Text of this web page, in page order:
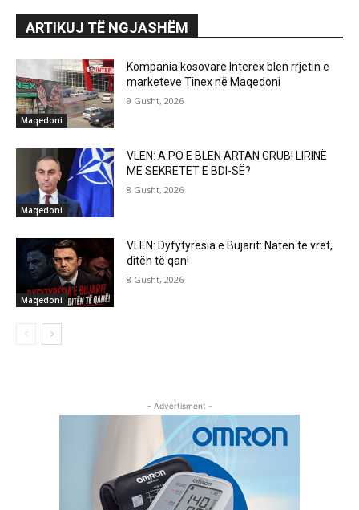
ARTIKUJ TË NGJASHËM
Maqedoni
Kompania kosovare Interex blen rrjetin e
marketeve Tinex në Maqedoni
9 Gusht, 2026
Maqedoni
VLEN: A PO E BLEN ARTAN GRUBI LIRINË
ME SEKRETET E BDI-SË?
8 Gusht, 2026
Maqedoni
VLEN: Dyfytyrësia e Bujarit: Natën të vret,
ditën të qan!
8 Gusht, 2026
- Advertisment -